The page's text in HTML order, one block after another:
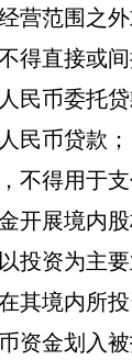
营范围之
得直接或
民币委托
民币贷款；
不得用于
开展境内
投资为主
其境内所
资金划入被